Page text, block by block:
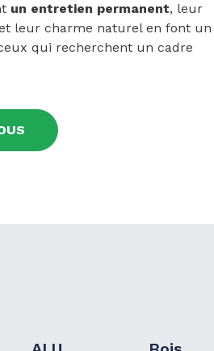
un entretien permanent, leur
leur charme naturel en font un
qui recherchent un cadre